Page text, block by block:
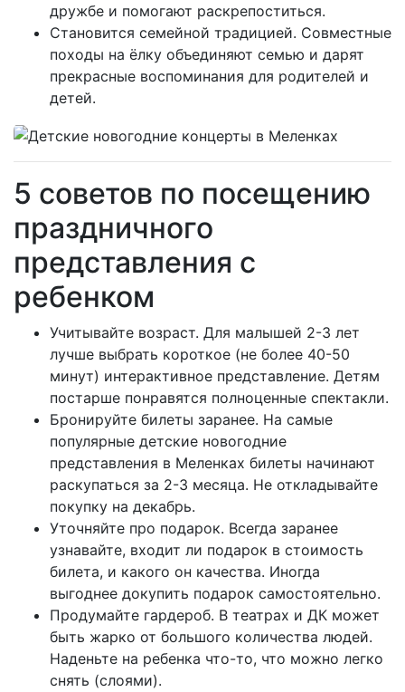
дружбе и помогают раскрепоститься.
Становится семейной традицией. Совместные
походы на ёлку объединяют семью и дарят
прекрасные воспоминания для родителей и
детей.
5 советов по посещению
праздничного
представления с
ребенком
Учитывайте возраст. Для малышей 2-3 лет
лучше выбрать короткое (не более 40-50
минут) интерактивное представление. Детям
постарше понравятся полноценные спектакли.
Бронируйте билеты заранее. На самые
популярные детские новогодние
представления в Меленках билеты начинают
раскупаться за 2-3 месяца. Не откладывайте
покупку на декабрь.
Уточняйте про подарок. Всегда заранее
узнавайте, входит ли подарок в стоимость
билета, и какого он качества. Иногда
выгоднее докупить подарок самостоятельно.
Продумайте гардероб. В театрах и ДК может
быть жарко от большого количества людей.
Наденьте на ребенка что-то, что можно легко
снять (слоями).